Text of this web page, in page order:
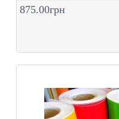
875.00грн